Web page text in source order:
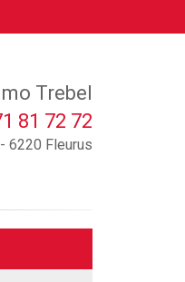
Trebel
81 72 72
6220 Fleurus